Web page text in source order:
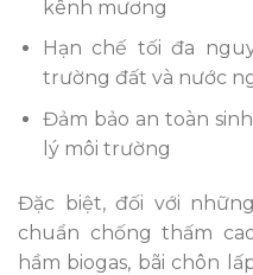
kênh mương
Hạn chế tối đa
trường đất và nước
Đảm bảo an toàn
lý môi trường
Đặc biệt, đối với
chuẩn chống thấm
hầm biogas, bãi chôn